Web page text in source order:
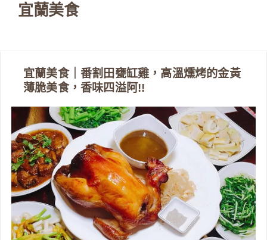
宜蘭美食
宜蘭美食｜番割田甕缸雞，高溫燻烤的金黃
薄脆美食，香味四溢阿!!